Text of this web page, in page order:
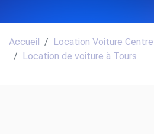
Accueil
Location Voiture
Location de voiture à Tours